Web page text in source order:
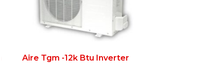
Aire Tgm -12k Btu Inverter